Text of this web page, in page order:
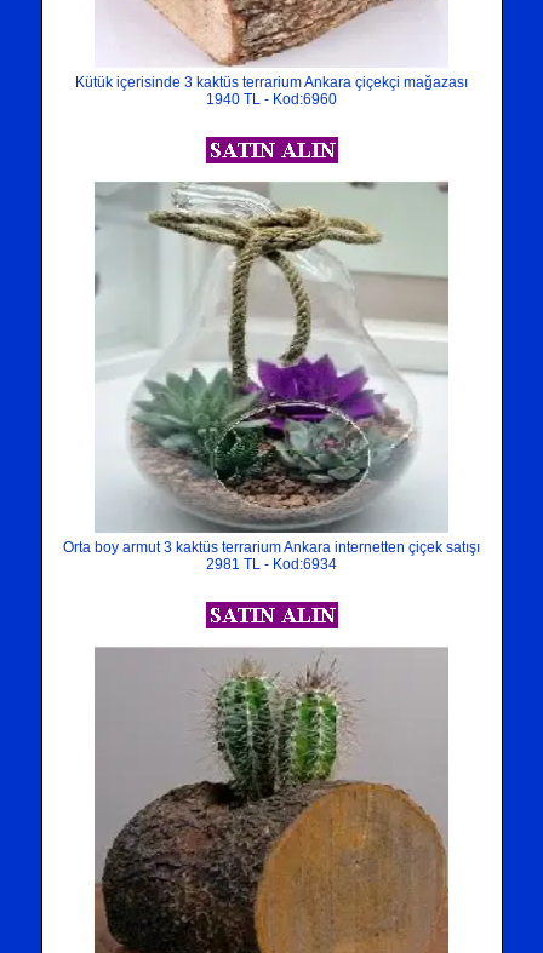
Kütük içerisinde 3 kaktüs terrarium Ankara çiçekçi mağazası
1940 TL - Kod:6960
Orta boy armut 3 kaktüs terrarium Ankara internetten çiçek satışı
2981 TL - Kod:6934